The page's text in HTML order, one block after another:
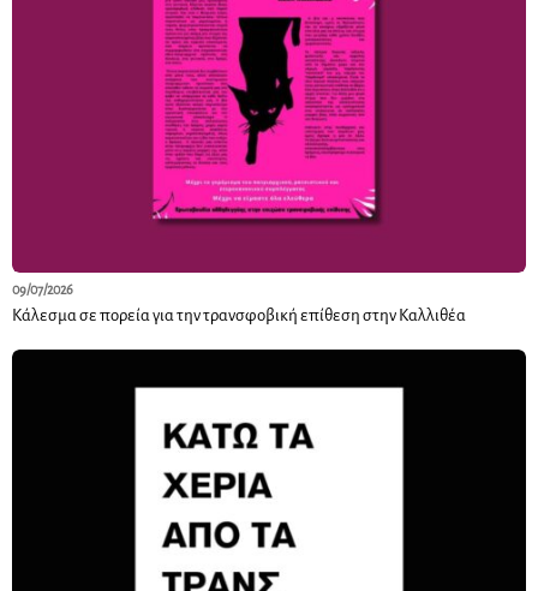
09/07/2026
Κάλεσμα σε πορεία για την τρανσφοβική επίθεση στην Καλλιθέα